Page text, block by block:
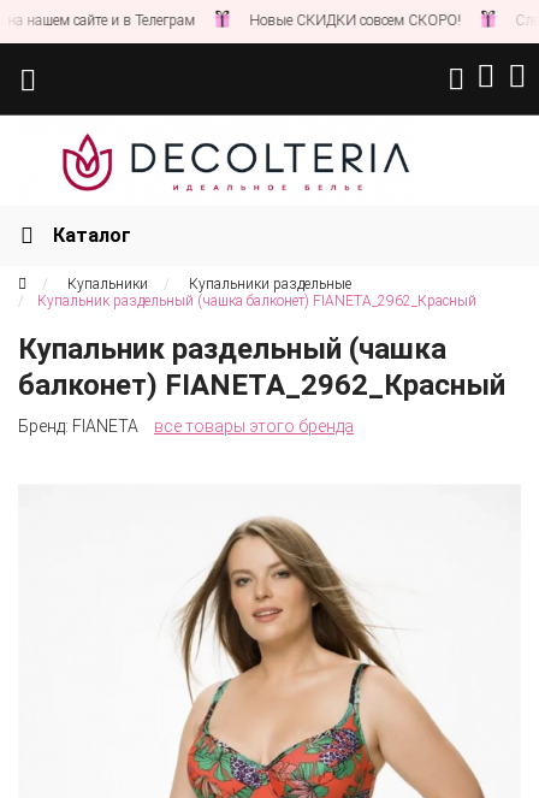
сайте и в Телеграм Новые СКИДКИ совсем СКОРО!
Каталог
Купальники
Купальники раздельные
Купальник раздельный (чашка балконет) FIANETA_2962_Красный
Купальник раздельный (чашка
балконет) FIANETA_2962_Красный
Бренд: FIANETA все товары этого бренда